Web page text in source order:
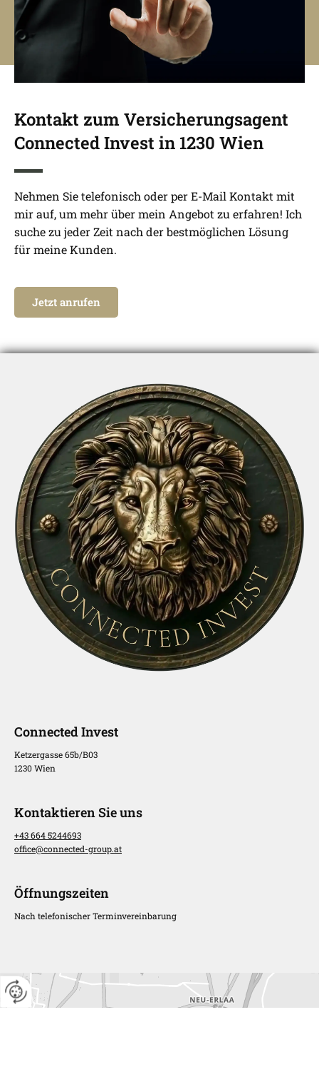
Kontakt zum Versicherungsagent
Connected Invest in 1230 Wien
Nehmen Sie telefonisch oder per E-Mail Kontakt mit
mir auf, um mehr über mein Angebot zu erfahren! Ich
suche zu jeder Zeit nach der bestmöglichen Lösung
für meine Kunden.
Jetzt anrufen
Connected Invest
Ketzergasse 65b/B03
1230 Wien
Kontaktieren Sie uns
+43 664 5244693
office@connected-group.at
Öffnungszeiten
Nach telefonischer Terminvereinbarung